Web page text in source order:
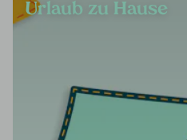
Urlaub zu Hause